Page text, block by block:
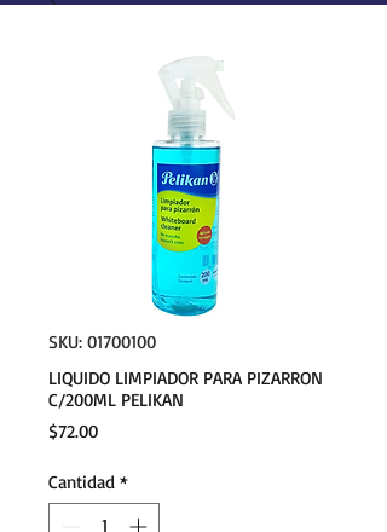
SKU: 01700100
LIQUIDO LIMPIADOR PARA PIZARRON
C/200ML PELIKAN
$72.00Precio
Cantidad *